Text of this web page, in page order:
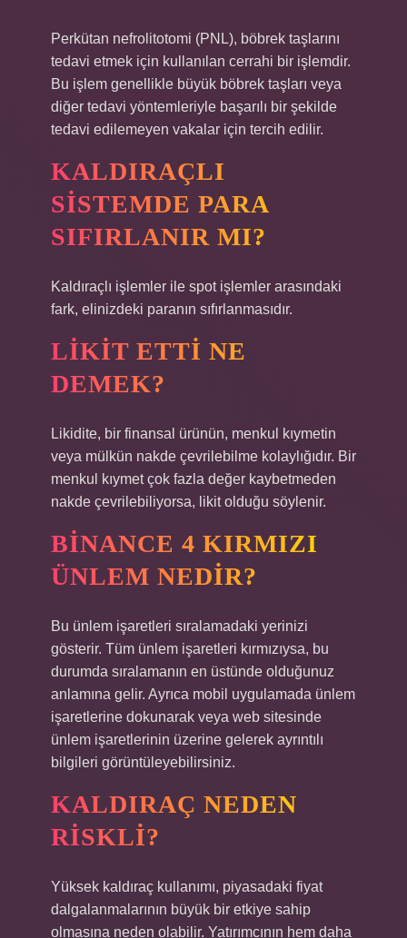
Perkütan nefrolitotomi (PNL), böbrek taşlarını
tedavi etmek için kullanılan cerrahi bir işlemdir.
Bu işlem genellikle büyük böbrek taşları veya
diğer tedavi yöntemleriyle başarılı bir şekilde
tedavi edilemeyen vakalar için tercih edilir.
KALDIRAÇLI
SISTEMDE PARA
SIFIRLANIR MI?
Kaldıraçlı işlemler ile spot işlemler arasındaki
fark, elinizdeki paranın sıfırlanmasıdır.
LIKIT ETTI NE
DEMEK?
Likidite, bir finansal ürünün, menkul kıymetin
veya mülkün nakde çevrilebilme kolaylığıdır. Bir
menkul kıymet çok fazla değer kaybetmeden
nakde çevrilebiliyorsa, likit olduğu söylenir.
BINANCE 4 KIRMIZI
ÜNLEM NEDIR?
Bu ünlem işaretleri sıralamadaki yerinizi
gösterir. Tüm ünlem işaretleri kırmızıysa, bu
durumda sıralamanın en üstünde olduğunuz
anlamına gelir. Ayrıca mobil uygulamada ünlem
işaretlerine dokunarak veya web sitesinde
ünlem işaretlerinin üzerine gelerek ayrıntılı
bilgileri görüntüleyebilirsiniz.
KALDIRAÇ NEDEN
RISKLI?
Yüksek kaldıraç kullanımı, piyasadaki fiyat
dalgalanmalarının büyük bir etkiye sahip
olmasına neden olabilir. Yatırımcının hem daha